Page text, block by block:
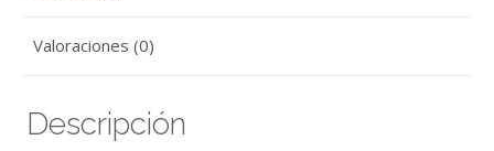
Valoraciones (0)
Descripción